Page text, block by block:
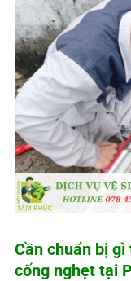
Cần chuẩn bị
cống nghẹt tại